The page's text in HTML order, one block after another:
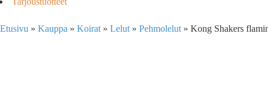
Etusivu » Kauppa » Koirat » Lelut » Pehmolelut » Kong Shakers